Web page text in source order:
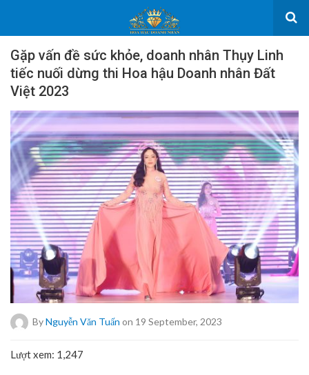
Gặp vấn đề sức khỏe, doanh nhân Thụy Linh
tiếc nuối dừng thi Hoa hậu Doanh nhân Đất
Việt 2023
ByNguyễn Văn Tuấn on 19 September, 2023
Lượt xem: 1,247